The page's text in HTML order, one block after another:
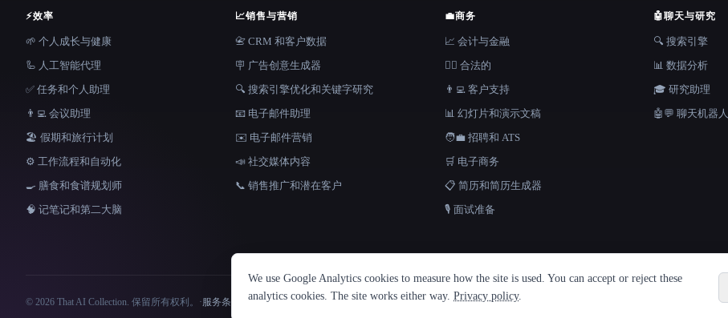
⚡效率
🌱 个人成长与健康
🦾 人工智能代理
✅ 任务和个人助理
👨‍💻 会议助理
🏖 假期和旅行计划
⚙️ 工作流程和自动化
🍳 膳食和食谱规划师
🧠 记笔记和第二大脑
📈销售与营销
📇 CRM 和客户数据
🪧 广告创意生成器
🔍 搜索引擎优化和关键字研究
📧 电子邮件助理
✉️ 电子邮件营销
📣 社交媒体内容
📞 销售推广和潜在客户
💼商务
📈 会计与金融
👩‍⚖️ 合法的
👨‍💻 客户支持
📊 幻灯片和演示文稿
🧑‍💼 招聘和 ATS
🛒 电子商务
📋 简历和简历生成器
🎙️ 面试准备
🤖聊天与研究
🔍 搜索引擎
📊 数据分析
🎓 研究助理
🤖💬 聊天机器人
© 2026 That AI Collection. 保留所有权利。 ·服务条款 隐私政策· ·Built with Metatron ★
We use Google Analytics cookies to measure how the site is used. You can accept or reject these
analytics cookies. The site works either way. Privacy policy.